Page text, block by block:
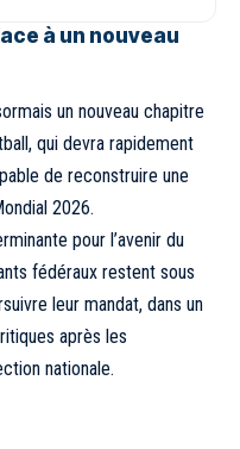
à un nouveau
un nouveau chapitre
qui devra rapidement
de reconstruire une
2026.
pour l’avenir du
fédéraux restent sous
leur mandat, dans un
après les
nationale.